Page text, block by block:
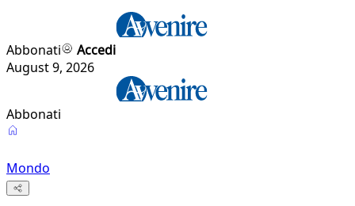
Abbonati
Accedi
August 9, 2026
Abbonati
Mondo